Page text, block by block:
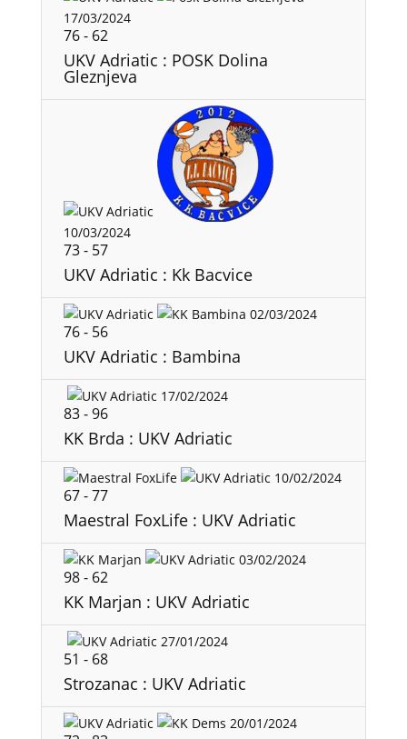
17/03/2024
76- 62
UKV Adriatic : POSK Dolina
Gleznjeva
10/03/2024
73- 57
UKV Adriatic : Kk Bacvice
02/03/2024
76- 56
UKV Adriatic : Bambina
17/02/2024
83-96
KK Brda : UKV Adriatic
10/02/2024
67-77
Maestral FoxLife : UKV Adriatic
03/02/2024
98- 62
KK Marjan : UKV Adriatic
27/01/2024
51 - 68
Strozanac : UKV Adriatic
20/01/2024